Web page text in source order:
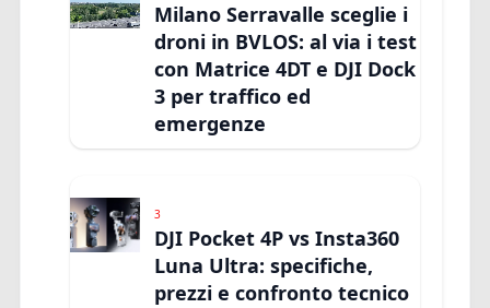
Milano Serravalle sceglie i
droni in BVLOS: al via i test
con Matrice 4DT e DJI Dock
3 per traffico ed
emergenze
3
DJI Pocket 4P vs Insta360
Luna Ultra: specifiche,
prezzi e confronto tecnico